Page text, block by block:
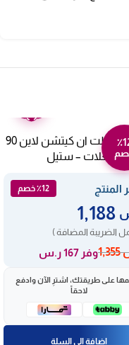
سطح غاز بلت ان كيتشن لاين 90
سم – 5 شعلات – ستيل
٪12 خصم
الضريبة المضافة )
1,355 وفر 167 ر.س
على طريقتك، اشترِ الآن وادفع
لاحقاً
إضافة إلى السلة